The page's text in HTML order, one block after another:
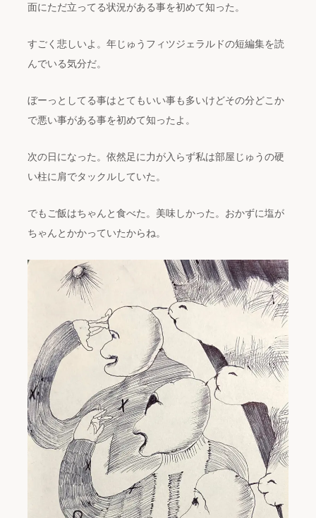
面にただ立ってる状況がある事を初めて知った。
すごく悲しいよ。年じゅうフィツジェラルドの短編集を読
んでいる気分だ。
ぼーっとしてる事はとてもいい事も多いけどその分どこか
で悪い事がある事を初めて知ったよ。
次の日になった。依然足に力が入らず私は部屋じゅうの硬
い柱に肩でタックルしていた。
でもご飯はちゃんと食べた。美味しかった。おかずに塩が
ちゃんとかかっていたからね。